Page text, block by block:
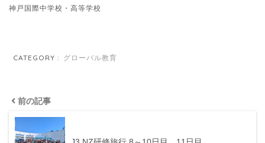
神戸国際中学校・高等学校
CATEGORY : グローバル教育
前の記事